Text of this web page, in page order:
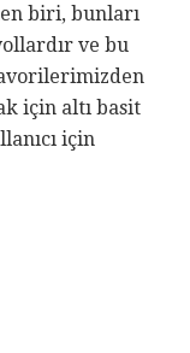
biri, bunları
ve bu
için altı basit
için